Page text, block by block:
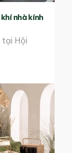
nhà kính
Hội